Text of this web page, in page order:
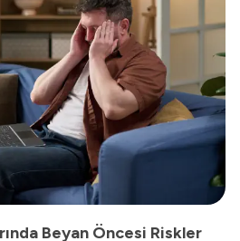
Beyan Öncesi Riskler